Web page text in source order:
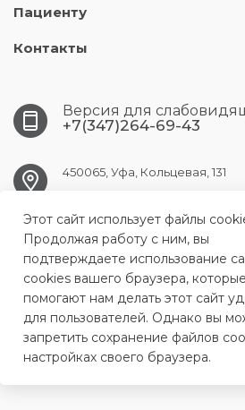
Пациенту
Контакты
Версия для
+7(347)264-69-43
450065, Уфа, Кольцевая, 131
ufa.gkpc@doctorrb.ru
ГБУЗ РБ ГКПЦ Г.УФЫ
Этот сайт использует файлы
Продолжая работу с ним, вы
подтверждаете использование
cookies вашего браузера, которые
помогают нам делать этот сайт
для пользователей. Однако вы
запретить сохранение файлов
настройках своего браузера.